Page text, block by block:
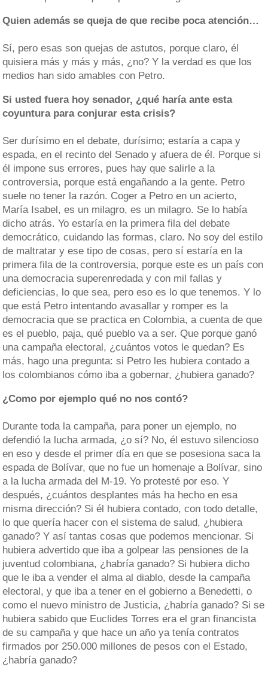
Quien además se queja de que recibe poca atención…
Sí, pero esas son quejas de astutos, porque claro, él
quisiera más y más y más, ¿no? Y la verdad es que los
medios han sido amables con Petro.
Si usted fuera hoy senador, ¿qué haría ante esta
coyuntura para conjurar esta crisis?
Ser durísimo en el debate, durísimo; estaría a capa y
espada, en el recinto del Senado y afuera de él. Porque si
él impone sus errores, pues hay que salirle a la
controversia, porque está engañando a la gente. Petro
suele no tener la razón. Coger a Petro en un acierto,
María Isabel, es un milagro, es un milagro. Se lo había
dicho atrás. Yo estaría en la primera fila del debate
democrático, cuidando las formas, claro. No soy del estilo
de maltratar y ese tipo de cosas, pero sí estaría en la
primera fila de la controversia, porque este es un país con
una democracia superenredada y con mil fallas y
deficiencias, lo que sea, pero eso es lo que tenemos. Y lo
que está Petro intentando avasallar y romper es la
democracia que se practica en Colombia, a cuenta de que
es el pueblo, paja, qué pueblo va a ser. Que porque ganó
una campaña electoral, ¿cuántos votos le quedan? Es
más, hago una pregunta: si Petro les hubiera contado a
los colombianos cómo iba a gobernar, ¿hubiera ganado?
¿Como por ejemplo qué no nos contó?
Durante toda la campaña, para poner un ejemplo, no
defendió la lucha armada, ¿o sí? No, él estuvo silencioso
en eso y desde el primer día en que se posesiona saca la
espada de Bolívar, que no fue un homenaje a Bolívar, sino
a la lucha armada del M-19. Yo protesté por eso. Y
después, ¿cuántos desplantes más ha hecho en esa
misma dirección? Si él hubiera contado, con todo detalle,
lo que quería hacer con el sistema de salud, ¿hubiera
ganado? Y así tantas cosas que podemos mencionar. Si
hubiera advertido que iba a golpear las pensiones de la
juventud colombiana, ¿habría ganado? Si hubiera dicho
que le iba a vender el alma al diablo, desde la campaña
electoral, y que iba a tener en el gobierno a Benedetti, o
como el nuevo ministro de Justicia, ¿habría ganado? Si se
hubiera sabido que Euclides Torres era el gran financista
de su campaña y que hace un año ya tenía contratos
firmados por 250.000 millones de pesos con el Estado,
¿habría ganado?